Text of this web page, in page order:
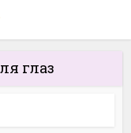
глаз